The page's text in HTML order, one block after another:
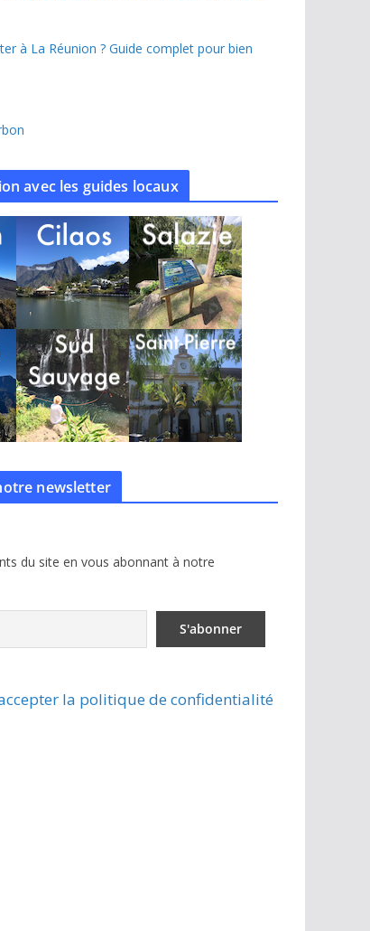
à La Réunion ? Guide complet pour bien
avec les guides locaux
newsletter
du site en vous abonnant à notre
la politique de confidentialité